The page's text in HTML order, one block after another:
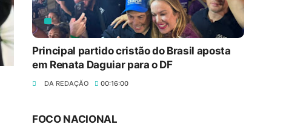
Principal partido cristão do Brasil aposta
em Renata Daguiar para o DF
DA REDAÇÃO 00:16:00
FOCO NACIONAL
recebíveis de cartão
8/7/2026
Últimas vagas: Faculdade Senac-DF